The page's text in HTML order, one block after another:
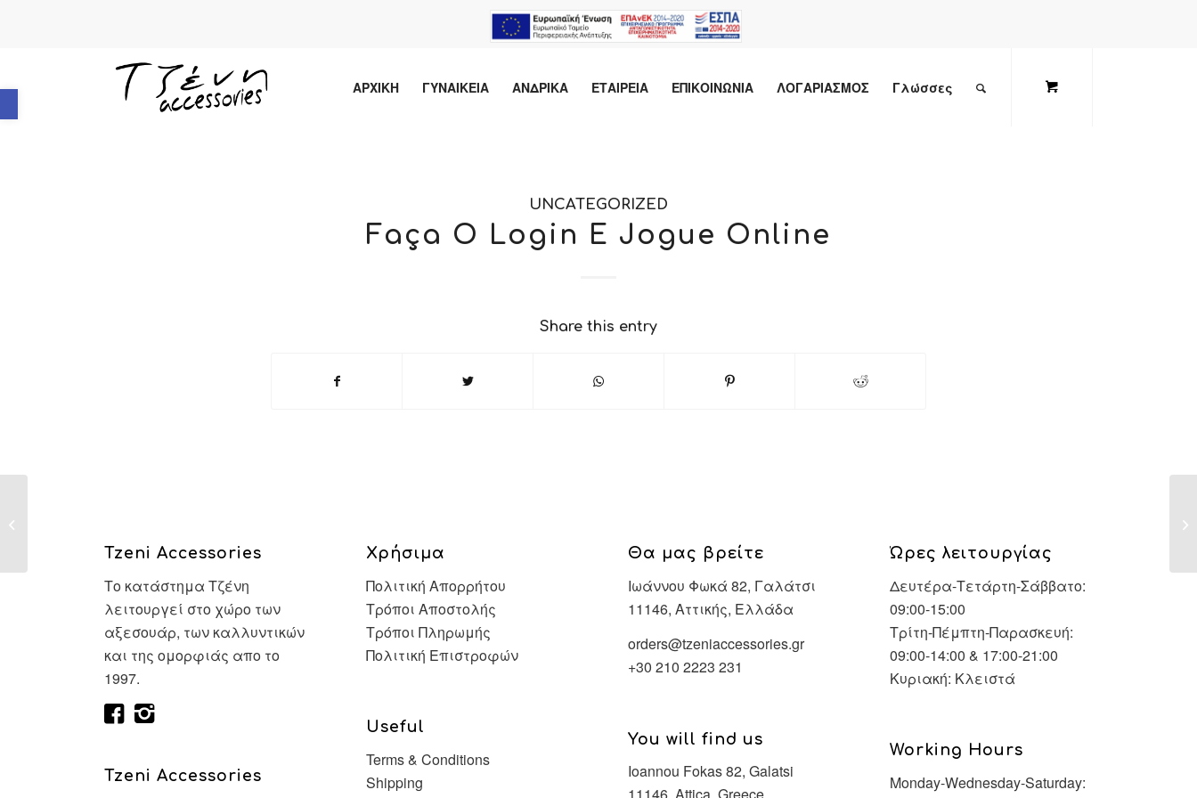
Ανοίξτε τη γραμμή εργαλείων ΑΡΧΙΚΗ ΓΥΝΑΙΚΕΙΑ ΑΝΔΡΙΚΑ ΕΤΑΙΡΕΙΑ ΕΠΙΚΟΙΝΩΝΙΑ ΛΟΓΑΡΙΑΣΜΟΣ Γλώσσες
UNCATEGORIZED
Faça O Login E Jogue Online
Share this entry
Tzeni Accessories
Το κατάστημα Τζένη
λειτουργεί στο χώρο των
αξεσουάρ, των καλλυντικών
και της ομορφιάς απο το
1997.
Tzeni Accessories
Χρήσιμα
Πολιτική Απορρήτου
Τρόποι Αποστολής
Τρόποι Πληρωμής
Πολιτική Επιστροφών
Useful
Terms & Conditions
Shipping
Θα μας βρείτε
Ιωάννου Φωκά 82, Γαλάτσι
11146, Αττικής, Ελλάδα
orders@tzeniaccessories.gr
+30 210 2223 231
You will find us
Ioannou Fokas 82, Galatsi
Ώρες λειτουργίας
Δευτέρα-Τετάρτη-Σάββατο:
09:00-15:00
Τρίτη-Πέμπτη-Παρασκευή:
09:00-14:00 & 17:00-21:00
Κυριακή: Κλειστά
Working Hours
Monday-Wednesday-Saturday: